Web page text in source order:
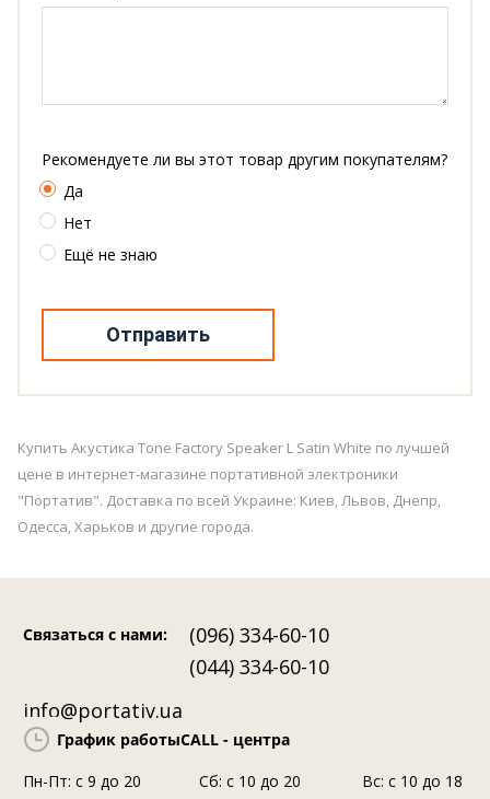
Рекомендуете ли вы этот товар другим покупателям?
Да
Нет
Ещё не знаю
Отправить
Купить Акустика Tone Factory Speaker L Satin White по лучшей
цене в интернет-магазине портативной электроники
"Портатив". Доставка по всей Украине: Киев, Львов, Днепр,
Одесса, Харьков и другие города.
Связаться с нами:
(096) 334-60-10
(044) 334-60-10
info@portativ.ua
График работыCALL - центра
Пн-Пт: c 9 до 20
Сб: с 10 до 20
Вс: с 10 до 18